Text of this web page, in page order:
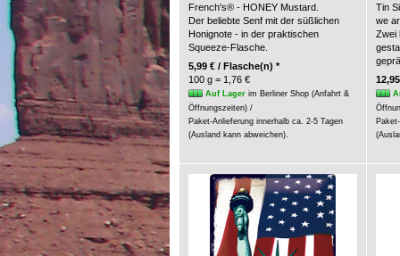
French's® - HONEY Mustard.
Der beliebte Senf mit der süßlichen
Honignote - in der praktischen
Squeeze-Flasche.
5,99 € / Flasche(n) *
100 g = 1,76 €
Auf Lagerim Berliner Shop (Anfahrt &
Öffnungszeiten) /
Paket-Anlieferung innerhalb ca. 2-5 Tagen
(Ausland kann abweichen).
Tin
we
Zwei